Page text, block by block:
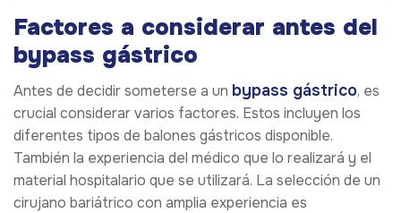
Factores a considerar antes del
bypass gástrico
Antes de decidir someterse a un bypass gástrico, es
crucial considerar varios factores. Estos incluyen los
diferentes tipos de balones gástricos disponible.
También la experiencia del médico que lo realizará y el
material hospitalario que se utilizará. La selección de un
cirujano bariátrico con amplia experiencia es